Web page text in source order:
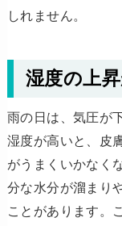
しれません。
湿度の上
雨の日は、気圧が
湿度が高いと、皮
がうまくいかなく
分な水分が溜まり
ことがあります。